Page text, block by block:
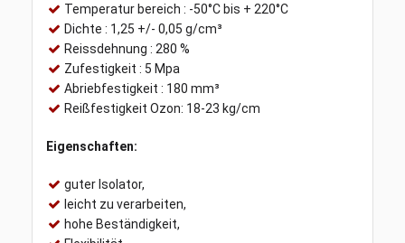
Temperatur bereich : -50°C bis + 220°C
Dichte : 1,25 +/- 0,05 g/cm³
Reissdehnung : 280 %
Zufestigkeit : 5 Mpa
Abriebfestigkeit : 180 mm³
Reißfestigkeit Ozon: 18-23 kg/cm
Eigenschaften:
guter Isolator,
leicht zu verarbeiten,
hohe Beständigkeit,